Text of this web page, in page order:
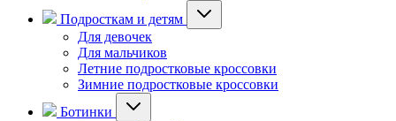
Подросткам и детям
Для девочек
Для мальчиков
Летние подростковые кроссовки
Зимние подростковые кроссовки
Ботинки